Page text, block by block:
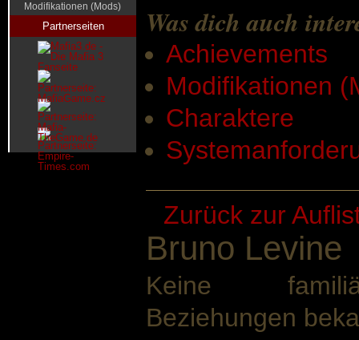
Modifikationen (Mods)
Partnerseiten Was dich auch
Achievements
Modifikationen
Charaktere
Zurück zur
Bruno Levine
Keine
Beziehungen